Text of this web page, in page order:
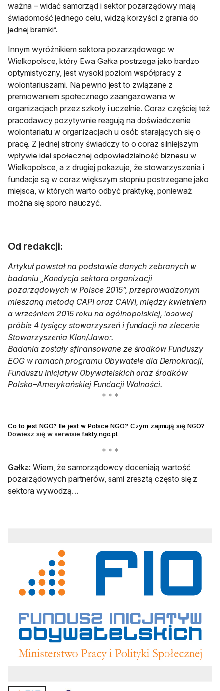
ważna – widać samorząd i sektor pozarządowy mają
świadomość jednego celu, widzą korzyści z grania do
jednej bramki”.
Innym wyróżnikiem sektora pozarządowego w
Wielkopolsce, który Ewa Gałka postrzega jako bardzo
optymistyczny, jest wysoki poziom współpracy z
wolontariuszami. Na pewno jest to związane z
premiowaniem społecznego zaangażowania w
organizacjach przez szkoły i uczelnie. Coraz częściej też
pracodawcy pozytywnie reagują na doświadczenie
wolontariatu w organizacjach u osób starających się o
pracę. Z jednej strony świadczy to o coraz silniejszym
wpływie idei społecznej odpowiedzialność biznesu w
Wielkopolsce, a z drugiej pokazuje, że stowarzyszenia i
fundacje są w coraz większym stopniu postrzegane jako
miejsca, w których warto odbyć praktykę, ponieważ
można się sporo nauczyć.
Od redakcji:
Artykuł powstał na podstawie danych zebranych w
badaniu „Kondycja sektora organizacji
pozarządowych w Polsce 2015”, przeprowadzonym
mieszaną metodą CAPI oraz CAWI, między kwietniem
a wrześniem 2015 roku na ogólnopolskiej, losowej
próbie 4 tysięcy stowarzyszeń i fundacji na zlecenie
Stowarzyszenia Klon/Jawor.
Badania zostały sfinansowane ze środków Funduszy
EOG w ramach programu Obywatele dla Demokracji,
Funduszu Inicjatyw Obywatelskich oraz środków
Polsko–Amerykańskiej Fundacji Wolności.
Co to jest NGO? Ile jest w Polsce NGO? Czym zajmują się NGO?
Dowiesz się w serwisie fakty.ngo.pl.
Gałka: Wiem, że samorządowcy doceniają wartość
pozarządowych partnerów, sami zresztą często się z
sektora wywodzą…